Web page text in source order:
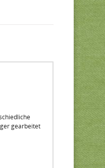
gearbeitet